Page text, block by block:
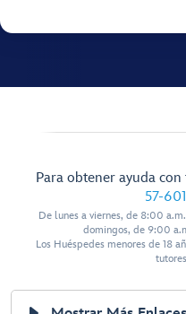
Para obtener ayuda
57-
De lunes a viernes, de 8:00
domingos, de 9:00
Los Huéspedes menores de 18